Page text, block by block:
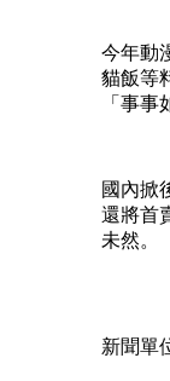
今年動
貓飯等
「事
國內掀
還將首
未然。
新聞單